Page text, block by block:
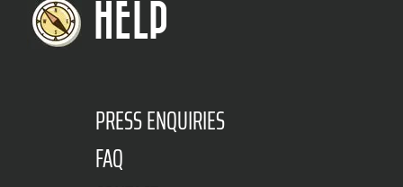
HELP
PRESS ENQUIRIES
FAQ